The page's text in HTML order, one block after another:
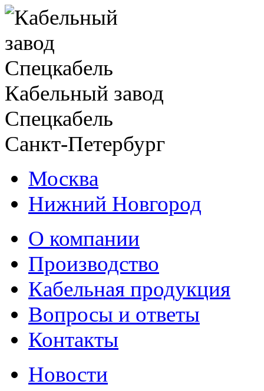
Кабельный завод
Спецкабель
Санкт-Петербург
Москва
Нижний Новгород
О компании
Производство
Кабельная продукция
Вопросы и ответы
Контакты
Новости